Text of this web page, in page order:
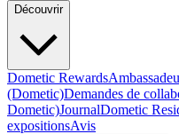
Découvrir
Dometic Rewards
(Dometic)Demandes de
Dometic)JournalDometic
expositionsAvis